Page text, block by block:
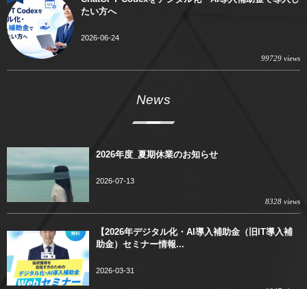
たい方へ
2026-06-24
99729 views
News
2026年度_夏期休業のお知らせ
2026-07-13
8328 views
【2026年デジタル化・AI導入補助金（旧IT導入補
助金）セミナー情報...
2026-03-31